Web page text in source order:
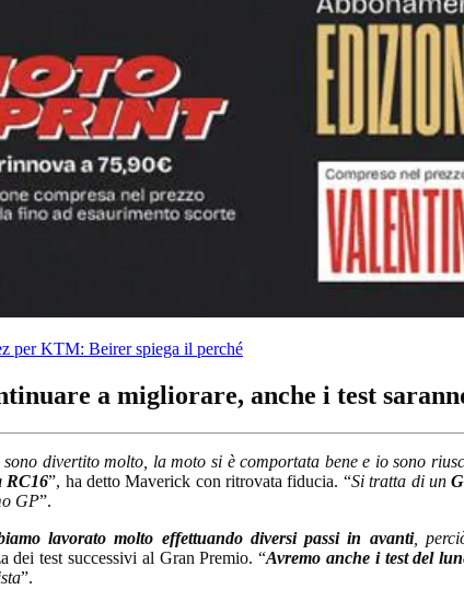
per KTM: Beirer spiega il perché
a migliorare, anche i test
divertito molto, la moto si è comportata bene e io sono
RC16”, ha detto Maverick con ritrovata fiducia. “Si tratta di un
GP”.
lavorato molto effettuando diversi passi in avanti,
dei test successivi al Gran Premio. “Avremo anche i test del
”.